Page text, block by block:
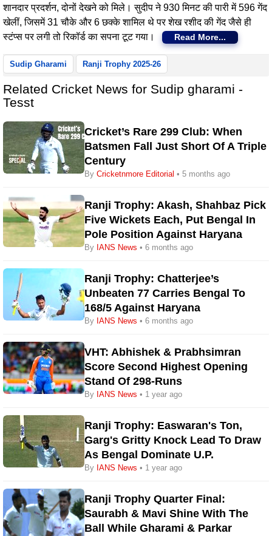
शानदार प्रदर्शन, दोनों देखने को मिले। सुदीप ने 930 मिनट की पारी में 596 गेंद
खेलीं, जिसमें 31 चौके और 6 छक्के शामिल थे पर शेख रशीद की गेंद जैसे ही
स्टंप्स पर लगी तो रिकॉर्ड का सपना टूट गया।
Read More...
Sudip Gharami Ranji Trophy 2025-26
Related Cricket News for Sudip gharami -
Tesst
Cricket’s Rare 299 Club: When
Batsmen Fall Just Short Of A Triple
Century
By Cricketnmore Editorial • 5 months ago
Ranji Trophy: Akash, Shahbaz Pick
Five Wickets Each, Put Bengal In
Pole Position Against Haryana
By IANS News • 6 months ago
Ranji Trophy: Chatterjee’s
Unbeaten 77 Carries Bengal To
168/5 Against Haryana
By IANS News • 6 months ago
VHT: Abhishek & Prabhsimran
Score Second Highest Opening
Stand Of 298-Runs
By IANS News • 1 year ago
Ranji Trophy: Easwaran's Ton,
Garg's Gritty Knock Lead To Draw
As Bengal Dominate U.P.
By IANS News • 1 year ago
Ranji Trophy Quarter Final:
Saurabh & Mavi Shine With The
Ball While Gharami & Parkar